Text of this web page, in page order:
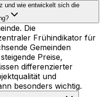
und wie entwickelt sich die
Die
Frühindikator für
Gemeinden
Preise,
differenzierter
und
besonders wichtig.